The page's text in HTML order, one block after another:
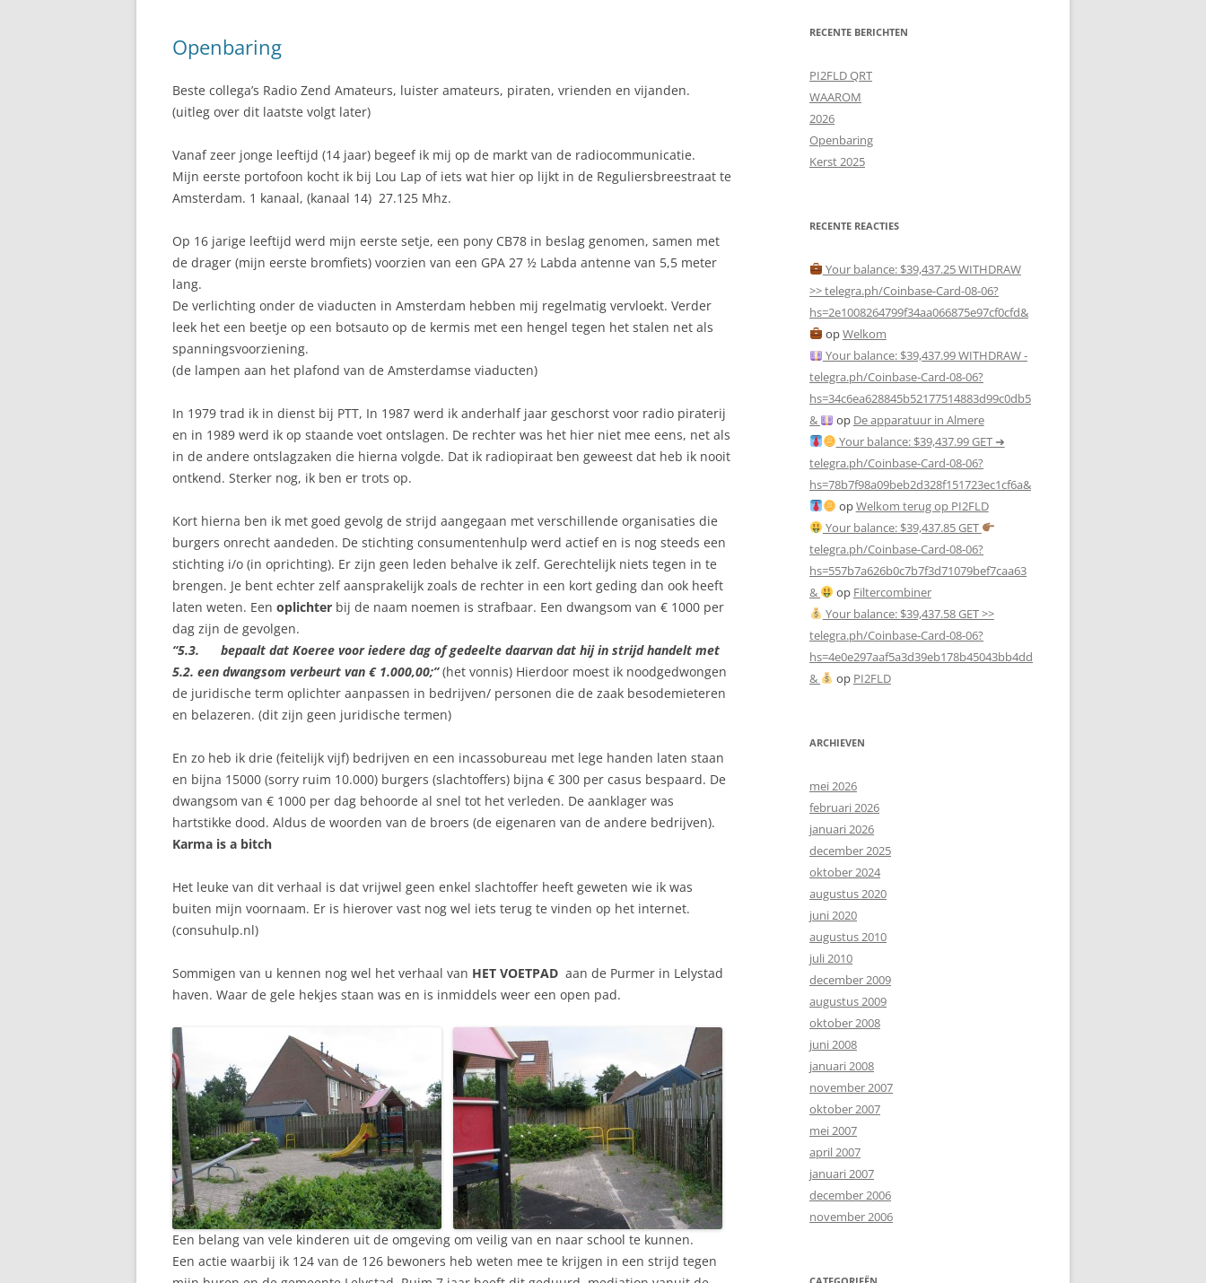
Openbaring
Beste collega’s Radio Zend Amateurs, luister amateurs, piraten, vrienden en vijanden.
(uitleg over dit laatste volgt later)
Vanaf zeer jonge leeftijd (14 jaar) begeef ik mij op de markt van de radiocommunicatie.
Mijn eerste portofoon kocht ik bij Lou Lap of iets wat hier op lijkt in de Reguliersbreestraat te
Amsterdam. 1 kanaal, (kanaal 14) 27.125 Mhz.
Op 16 jarige leeftijd werd mijn eerste setje, een pony CB78 in beslag genomen, samen met
de drager (mijn eerste bromfiets) voorzien van een GPA 27 ½ Labda antenne van 5,5 meter
lang.
De verlichting onder de viaducten in Amsterdam hebben mij regelmatig vervloekt. Verder
leek het een beetje op een botsauto op de kermis met een hengel tegen het stalen net als
spanningsvoorziening.
(de lampen aan het plafond van de Amsterdamse viaducten)
In 1979 trad ik in dienst bij PTT, In 1987 werd ik anderhalf jaar geschorst voor radio piraterij
en in 1989 werd ik op staande voet ontslagen. De rechter was het hier niet mee eens, net als
in de andere ontslagzaken die hierna volgde. Dat ik radiopiraat ben geweest dat heb ik nooit
ontkend. Sterker nog, ik ben er trots op.
Kort hierna ben ik met goed gevolg de strijd aangegaan met verschillende organisaties die
burgers onrecht aandeden. De stichting consumentenhulp werd actief en is nog steeds een
stichting i/o (in oprichting). Er zijn geen leden behalve ik zelf. Gerechtelijk niets tegen in te
brengen. Je bent echter zelf aansprakelijk zoals de rechter in een kort geding dan ook heeft
laten weten. Een oplichter bij de naam noemen is strafbaar. Een dwangsom van € 1000 per
dag zijn de gevolgen.
“5.3. bepaalt dat Koeree voor iedere dag of gedeelte daarvan dat hij in strijd handelt met
5.2. een dwangsom verbeurt van € 1.000,00;”(het vonnis) Hierdoor moest ik noodgedwongen
de juridische term oplichter aanpassen in bedrijven/ personen die de zaak besodemieteren
en belazeren. (dit zijn geen juridische termen)
En zo heb ik drie (feitelijk vijf) bedrijven en een incassobureau met lege handen laten staan
en bijna 15000 (sorry ruim 10.000) burgers (slachtoffers) bijna € 300 per casus bespaard. De
dwangsom van € 1000 per dag behoorde al snel tot het verleden. De aanklager was
hartstikke dood. Aldus de woorden van de broers (de eigenaren van de andere bedrijven).
Karma is a bitch
Het leuke van dit verhaal is dat vrijwel geen enkel slachtoffer heeft geweten wie ik was
buiten mijn voornaam. Er is hierover vast nog wel iets terug te vinden op het internet.
(consuhulp.nl)
Sommigen van u kennen nog wel het verhaal van HET VOETPAD aan de Purmer in Lelystad
haven. Waar de gele hekjes staan was en is inmiddels weer een open pad.
Een belang van vele kinderen uit de omgeving om veilig van en naar school te kunnen.
Een actie waarbij ik 124 van de 126 bewoners heb weten mee te krijgen in een strijd tegen
RECENTE BERICHTEN
PI2FLD QRT
WAAROM
2026
Openbaring
Kerst 2025
RECENTE REACTIES
Your balance: $39,437.25 WITHDRAW
>> telegra.ph/Coinbase-Card-08-06?
hs=2e1008264799f34aa066875e97cf0cfd&
opWelkom
Your balance: $39,437.99 WITHDRAW -
telegra.ph/Coinbase-Card-08-06?
hs=34c6ea628845b52177514883d99c0db5
&
op De apparatuur in Almere
Your balance: $39,437.99 GET ➜
telegra.ph/Coinbase-Card-08-06?
hs=78b7f98a09beb2d328f151723ec1cf6a&
opWelkom terug op PI2FLD
Your balance: $39,437.85 GET
telegra.ph/Coinbase-Card-08-06?
hs=557b7a626b0c7b7f3d71079bef7caa63
&
op Filtercombiner
Your balance: $39,437.58 GET >>
telegra.ph/Coinbase-Card-08-06?
hs=4e0e297aaf5a3d39eb178b45043bb4dd
&
op PI2FLD
ARCHIEVEN
mei 2026
februari 2026
januari 2026
december 2025
oktober 2024
augustus 2020
juni 2020
augustus 2010
juli 2010
december 2009
augustus 2009
oktober 2008
juni 2008
januari 2008
november 2007
oktober 2007
mei 2007
april 2007
januari 2007
december 2006
november 2006